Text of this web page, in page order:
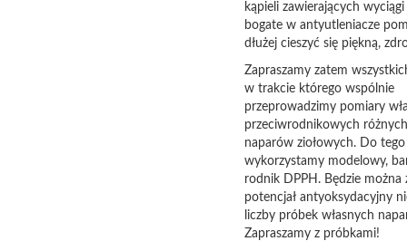
kąpieli zawierających
bogate w antyutleniacze
dłużej cieszyć się piękną,
Zapraszamy zatem
w trakcie którego wspólnie
przeprowadzimy pomiary
przeciwrodnikowych
naparów ziołowych. Do
wykorzystamy modelowy,
rodnik DPPH. Będzie można
potencjał antyoksydacyjny
liczby próbek własnych
Zapraszamy z próbkami!